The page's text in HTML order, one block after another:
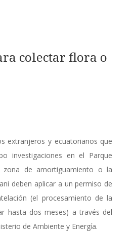
colectar flora o
extranjeros y ecuatorianos que
investigaciones en el Parque
zona de amortiguamiento o la
deben aplicar a un permiso de
(el procesamiento de la
hasta dos meses) a través del
de Ambiente y Energía.